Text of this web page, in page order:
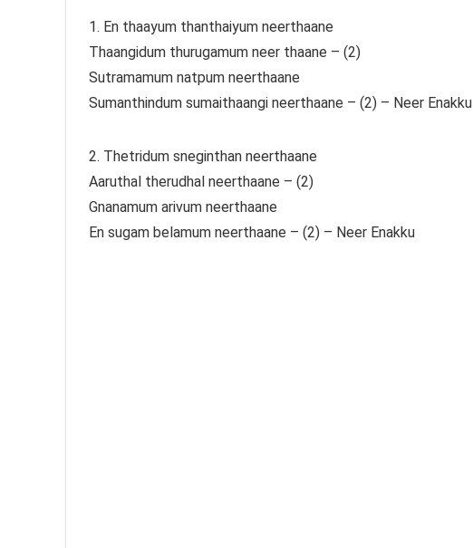
1. En thaayum thanthaiyum neerthaane
Thaangidum thurugamum neer thaane – (2)
Sutramamum natpum neerthaane
Sumanthindum sumaithaangi neerthaane – (2) – Neer Enakku
2. Thetridum sneginthan neerthaane
Aaruthal therudhal neerthaane – (2)
Gnanamum arivum neerthaane
En sugam belamum neerthaane – (2) – Neer Enakku